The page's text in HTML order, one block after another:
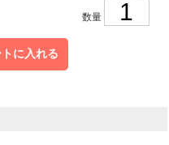
数量
に入れる